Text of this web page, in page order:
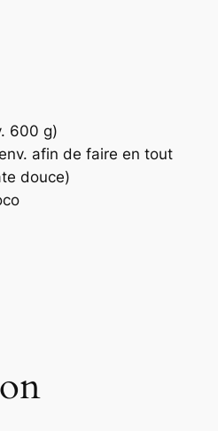
600 g)
afin de faire en tout
douce)